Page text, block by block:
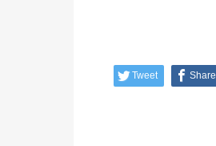
Tweet Share